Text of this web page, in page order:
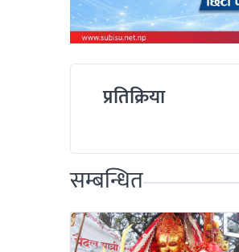
प्रतिक्रिया
सम्बन्धित